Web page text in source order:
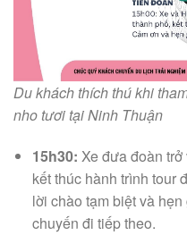
Du khách thích thú khi
nho tươi tại Ninh Thuận
15h30: Xe đưa đoàn
kết thúc hành trình tour
lời chào tạm biệt và
chuyến đi tiếp theo.